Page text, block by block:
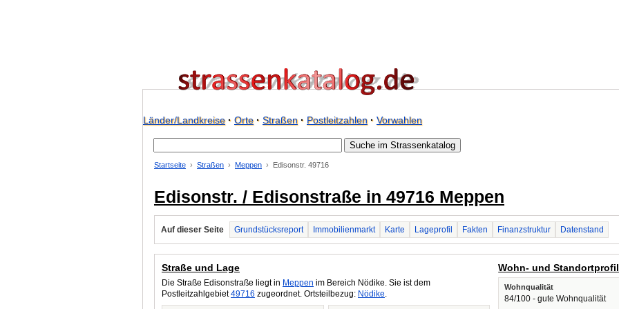
Länder/Landkreise· Orte· Straßen· Postleitzahlen· Vorwahlen
Startseite Straßen Meppen Edisonstr. 49716
Edisonstr. / Edisonstraße in 49716 Meppen
Auf dieser Seite Grundstücksreport Immobilienmarkt Karte Lageprofil Fakten Finanzstruktur Datenstand
Straße und Lage
Die Straße Edisonstraße liegt in Meppen im Bereich Nödike. Sie ist dem
Postleitzahlgebiet49716 zugeordnet. Ortsteilbezug: Nödike.
Wohn- und Standortprofil
Wohnqualität
84/100 - gute Wohnqualität